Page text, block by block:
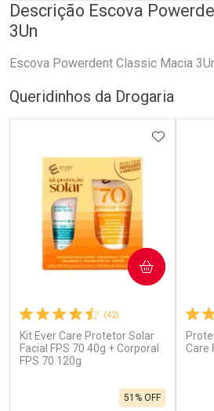
Descrição Escova
3Un
Escova Powerdent Classic Macia
Queridinhos da Drogaria
(42)
Kit Ever Care Protetor Solar
Facial FPS 70 40g + Corporal
FPS 70 120g
51% OFF
COMPRAR
Care